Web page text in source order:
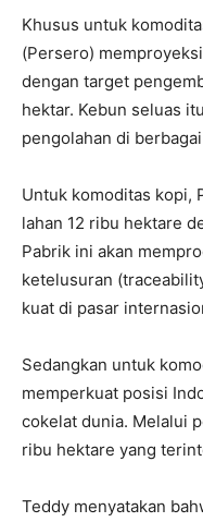
Khusus untuk
(Persero)
dengan target
hektar. Kebun seluas
pengolahan di
Untuk komoditas kopi,
lahan 12 ribu hektare
Pabrik ini akan
ketelusuran
kuat di pasar
Sedangkan untuk
memperkuat posisi
cokelat dunia. Melalui
ribu hektare yang
Teddy menyatakan